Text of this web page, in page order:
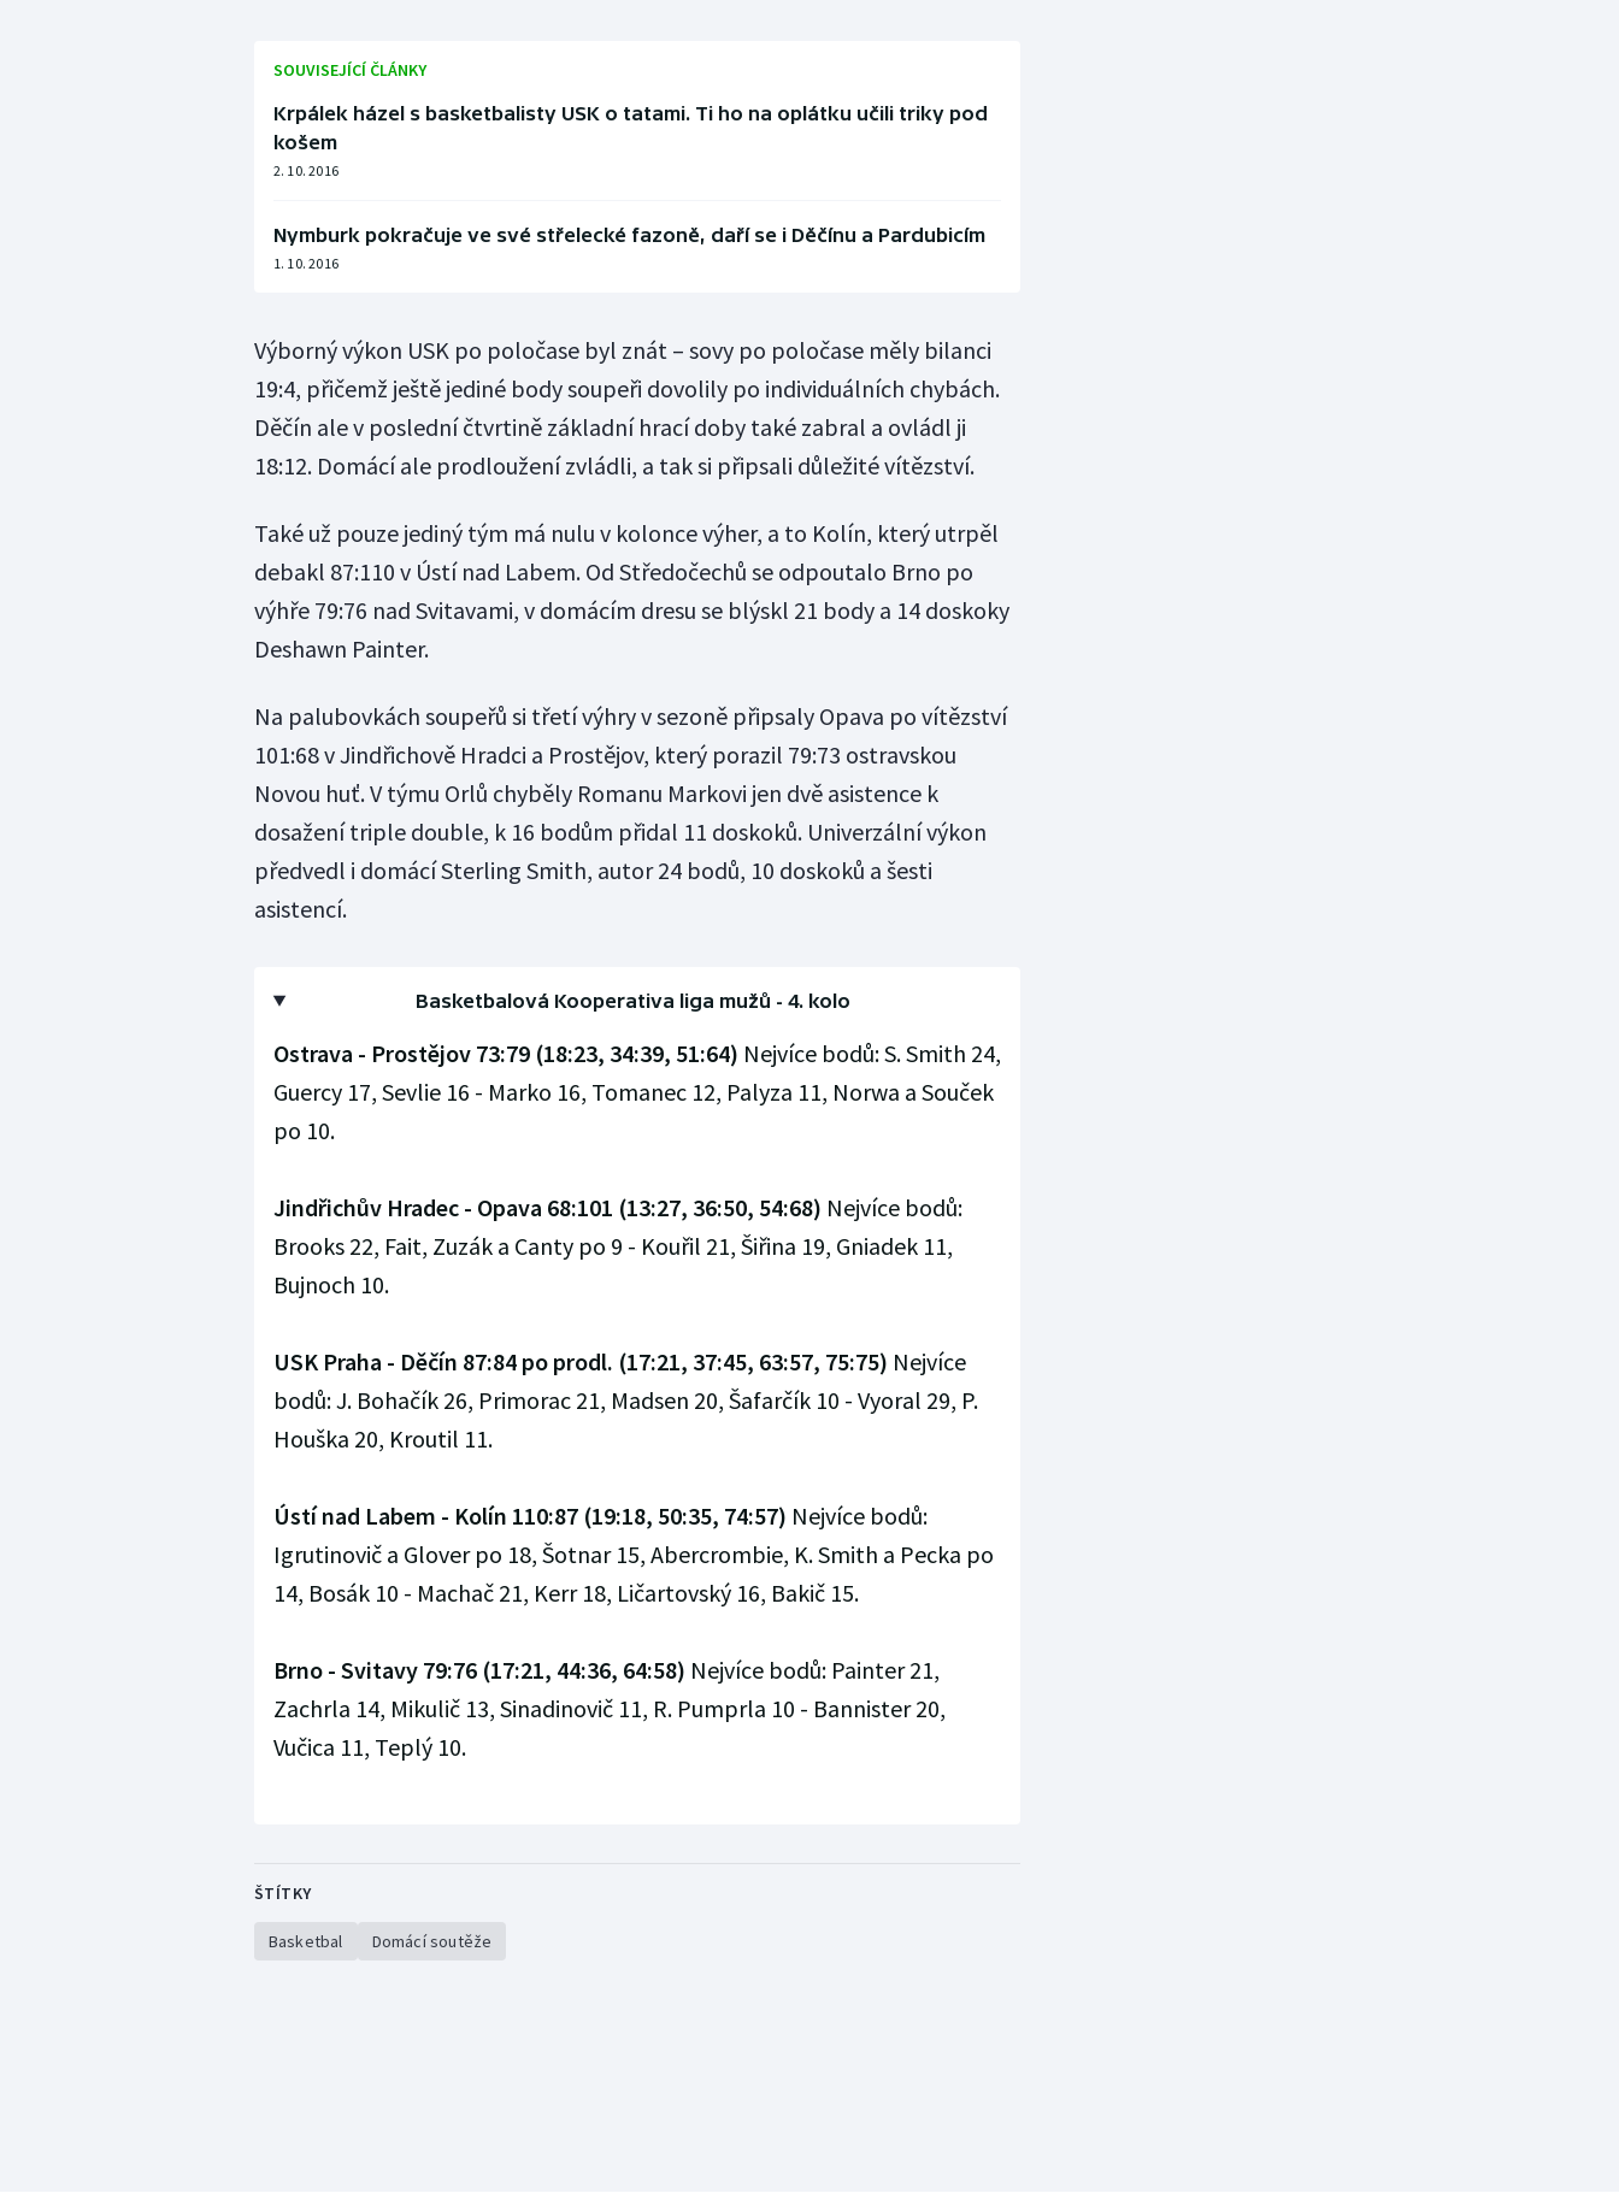
SOUVISEJÍCÍ ČLÁNKY
Krpálek házel s basketbalisty USK o tatami. Ti ho na oplátku učili triky pod
košem
2. 10. 2016
Nymburk pokračuje ve své střelecké fazoně, daří se i Děčínu a Pardubicím
1. 10. 2016
Výborný výkon USK po poločase byl znát – sovy po poločase měly bilanci
19:4, přičemž ještě jediné body soupeři dovolily po individuálních chybách.
Děčín ale v poslední čtvrtině základní hrací doby také zabral a ovládl ji
18:12. Domácí ale prodloužení zvládli, a tak si připsali důležité vítězství.
Také už pouze jediný tým má nulu v kolonce výher, a to Kolín, který utrpěl
debakl 87:110 v Ústí nad Labem. Od Středočechů se odpoutalo Brno po
výhře 79:76 nad Svitavami, v domácím dresu se blýskl 21 body a 14 doskoky
Deshawn Painter.
Na palubovkách soupeřů si třetí výhry v sezoně připsaly Opava po vítězství
101:68 v Jindřichově Hradci a Prostějov, který porazil 79:73 ostravskou
Novou huť. V týmu Orlů chyběly Romanu Markovi jen dvě asistence k
dosažení triple double, k 16 bodům přidal 11 doskoků. Univerzální výkon
předvedl i domácí Sterling Smith, autor 24 bodů, 10 doskoků a šesti
asistencí.
Basketbalová Kooperativa liga mužů - 4. kolo
Ostrava - Prostějov 73:79 (18:23, 34:39, 51:64) Nejvíce bodů: S. Smith 24,
Guercy 17, Sevlie 16 - Marko 16, Tomanec 12, Palyza 11, Norwa a Souček
po 10.
Jindřichův Hradec - Opava 68:101 (13:27, 36:50, 54:68) Nejvíce bodů:
Brooks 22, Fait, Zuzák a Canty po 9 - Kouřil 21, Šiřina 19, Gniadek 11,
Bujnoch 10.
USK Praha - Děčín 87:84 po prodl. (17:21, 37:45, 63:57, 75:75) Nejvíce
bodů: J. Bohačík 26, Primorac 21, Madsen 20, Šafarčík 10 - Vyoral 29, P.
Houška 20, Kroutil 11.
Ústí nad Labem - Kolín 110:87 (19:18, 50:35, 74:57) Nejvíce bodů:
Igrutinovič a Glover po 18, Šotnar 15, Abercrombie, K. Smith a Pecka po
14, Bosák 10 - Machač 21, Kerr 18, Ličartovský 16, Bakič 15.
Brno - Svitavy 79:76 (17:21, 44:36, 64:58) Nejvíce bodů: Painter 21,
Zachrla 14, Mikulič 13, Sinadinovič 11, R. Pumprla 10 - Bannister 20,
Vučica 11, Teplý 10.
ŠTÍTKY
Basketbal Domácí soutěže